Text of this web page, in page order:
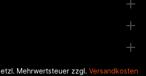
Mehrwertsteuer zzgl. Versandkosten